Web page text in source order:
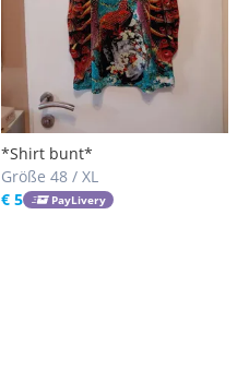
*Shirt bunt*
Größe 48 / XL
€ 5
PayLivery